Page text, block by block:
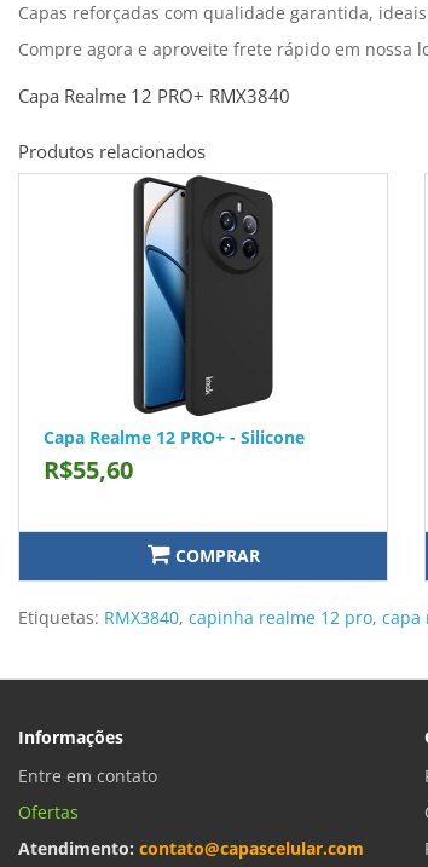
Capas reforçadas com qualidade garantida,
Compre agora e aproveite frete rápido em nossa
Capa Realme 12 PRO+ RMX3840
Produtos relacionados
Capa Realme 12 PRO+ - Silicone
R$55,60
COMPRAR
Etiquetas: RMX3840, capinha realme 12 pro, capa
Informações
Entre em contato
Ofertas
Atendimento: contato@capascelular.com